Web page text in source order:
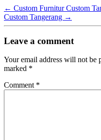
← Custom Furnitur Custom
Custom Tangerang →
Leave a comment
Your email address will not be
marked *
Comment *